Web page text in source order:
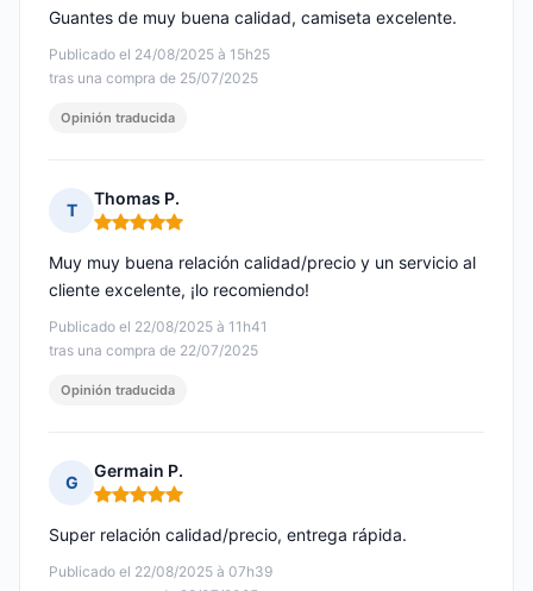
Publicado el 24/08/2025 à 15h25
tras una compra de 25/07/2025
Guantes de muy buena calidad, camiseta excelente.
Opinión traducida
T
Thomas P.
Nota: 5 de 5
Publicado el 22/08/2025 à 11h41
tras una compra de 22/07/2025
Muy muy buena relación calidad/precio y un servicio al
cliente excelente, ¡lo recomiendo!
Opinión traducida
G
Germain P.
Nota: 5 de 5
Publicado el 22/08/2025 à 07h39
Super relación calidad/precio, entrega rápida.